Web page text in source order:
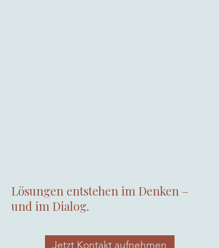
Lösungen entstehen im Denken –
und im Dialog.
Jetzt Kontakt aufnehmen